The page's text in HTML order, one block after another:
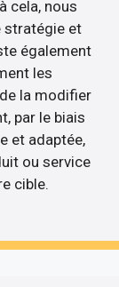
cela, nous
stratégie et
également
les
la modifier
par le biais
et adaptée,
ou service
cible.